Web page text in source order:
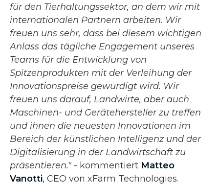
für den Tierhaltungssektor, an dem wir mit
internationalen Partnern arbeiten. Wir
freuen uns sehr, dass bei diesem wichtigen
Anlass das tägliche Engagement unseres
Teams für die Entwicklung von
Spitzenprodukten mit der Verleihung der
Innovationspreise gewürdigt wird. Wir
freuen uns darauf, Landwirte, aber auch
Maschinen- und Gerätehersteller zu treffen
und ihnen die neuesten Innovationen im
Bereich der künstlichen Intelligenz und der
Digitalisierung in der Landwirtschaft zu
präsentieren." - kommentiert Matteo
Vanotti, CEO von xFarm Technologies.